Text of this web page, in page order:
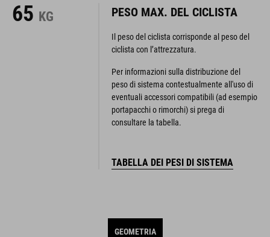
65 KG PESO MAX. DEL CICLISTA
Il peso del ciclista corrisponde al peso del
ciclista con l’attrezzatura.
Per informazioni sulla distribuzione del
peso di sistema contestualmente all'uso di
eventuali accessori compatibili (ad esempio
portapacchi o rimorchi) si prega di
consultare la tabella.
TABELLA DEI PESI DI SISTEMA
GEOMETRIA